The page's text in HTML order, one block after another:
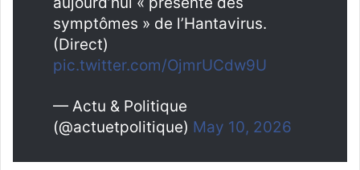
symptômes » de l’Hantavirus.
(Direct)
pic.twitter.com/OjmrUCdw9U
— Actu & Politique
(@actuetpolitique) May 10, 2026